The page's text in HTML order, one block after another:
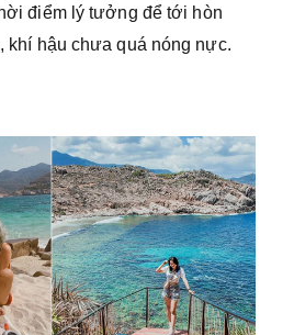
điểm lý tưởng để tới hòn
khí hậu chưa quá nóng nực.